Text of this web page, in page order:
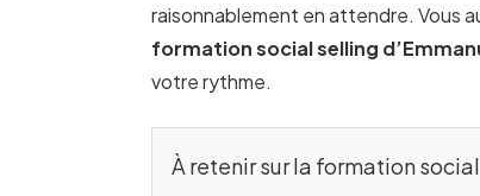
raisonnablement en attendre. Vous
formation social selling
votre rythme.
À retenir sur la formation